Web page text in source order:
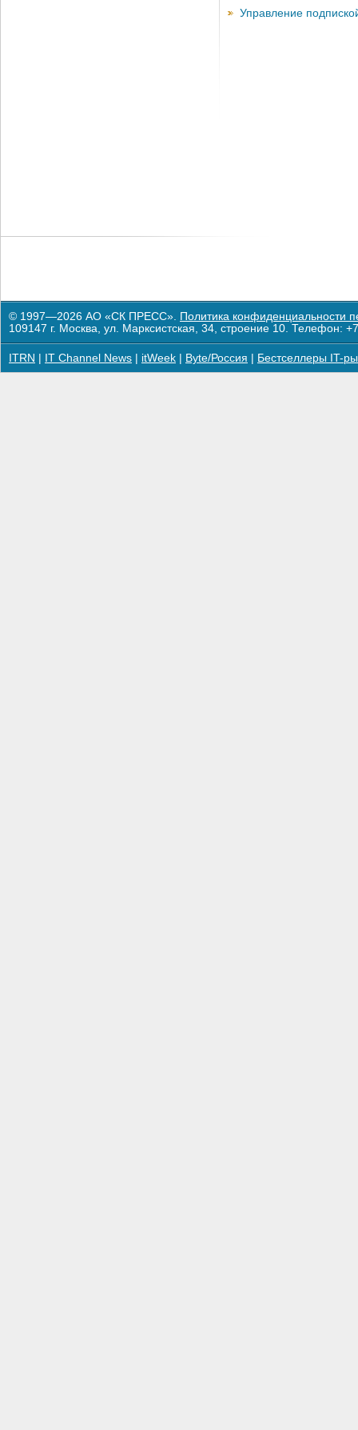
Управление
© 1997—2026 АО «СК ПРЕСС». Политика конфиденциальности
109147 г. Москва, ул. Марксистская, 34, строение 10. Телефон:
ITRN IT Channel News itWeek Byte/Россия Бестселлеры IT-